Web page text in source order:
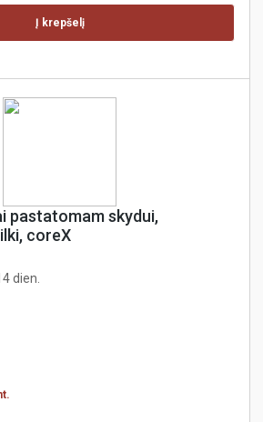
Į krepšelį
pastatomam skydui,
coreX
dien.